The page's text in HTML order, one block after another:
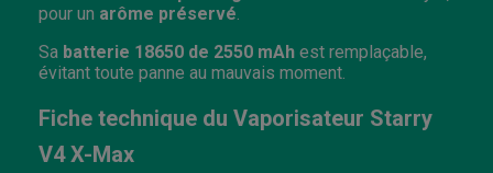
pour un arôme préservé
Sa batterie 18650 de 2550 mAh est remplaçable,
évitant toute panne au mauvais moment.
Fiche technique du Vaporisateur Starry
V4 X-Max